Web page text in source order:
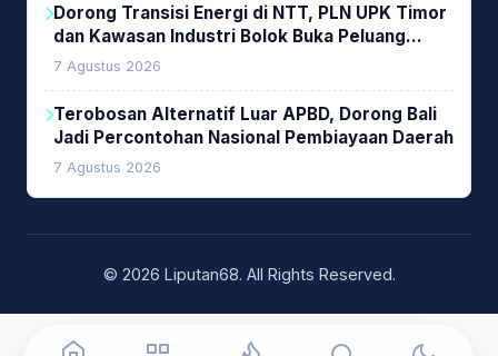
Dorong Transisi Energi di NTT, PLN UPK Timor
dan Kawasan Industri Bolok Buka Peluang
Investasi Woodchip untuk Cofiring PLTU Bolok
7 Agustus 2026
Terobosan Alternatif Luar APBD, Dorong Bali
Jadi Percontohan Nasional Pembiayaan Daerah
7 Agustus 2026
© 2026 Liputan68. All Rights Reserved.